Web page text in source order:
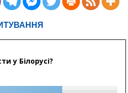
у Білорусі?